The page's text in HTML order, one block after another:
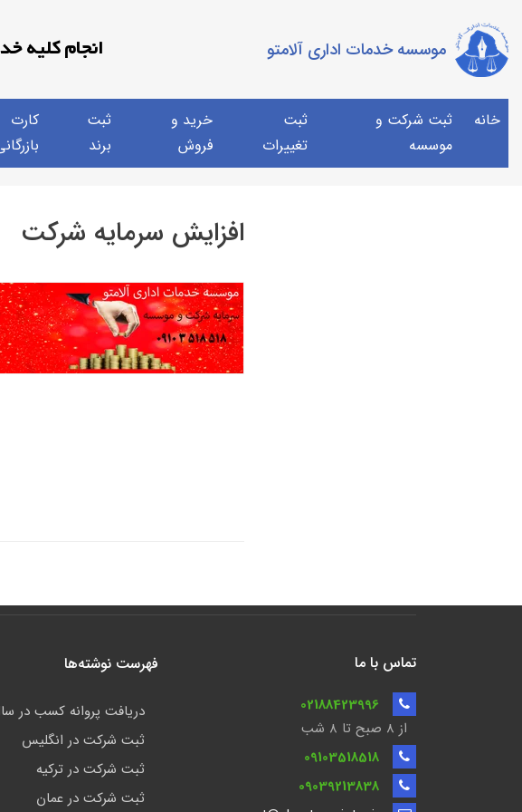
موسسه خدمات اداری آلامتو انجام کلیه
خانه
ثبت شرکت و
موسسه
ثبت
تغییرات
خرید و
فروش
ثبت
برند
کارت
افزایش سرمایه شرکت
تماس با ما
02188423996
از 8 صبح تا ۸ شب
09103518518
09039213838
فهرست نوشته‌ها
دریافت پروانه کسب در سال
ثبت شرکت در انگلیس
ثبت شرکت در ترکیه
ثبت شرکت در عمان